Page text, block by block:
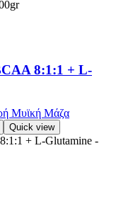
8:1:1 + L-
Μυϊκή Μάζα
Quick view